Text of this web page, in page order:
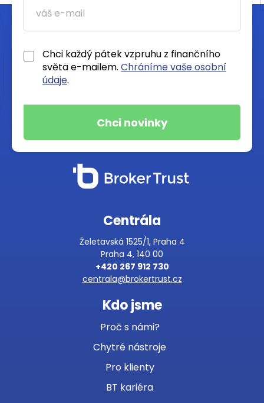
Chci každý pátek vzpruhu z finančního
světa e-mailem. Chráníme vaše osobní
údaje.
Centrála
Želetavská 1525/1, Praha 4
Praha 4, 140 00
+420 267 912 730
centrala@brokertrust.cz
Kdo jsme
Proč s námi?
Chytré nástroje
Pro klienty
BT kariéra